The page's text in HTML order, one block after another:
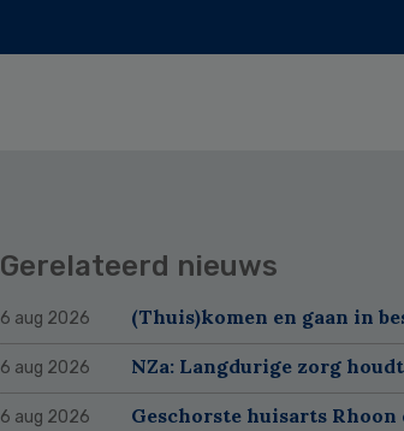
Gerelateerd nieuws
6 aug 2026 (Thuis)komen en gaan in
6 aug 2026 NZa: Langdurige zorg
6 aug 2026
Geschorste huisarts